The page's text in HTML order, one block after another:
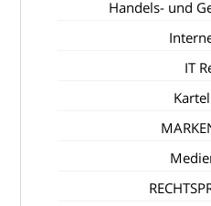
Handels- und
IT